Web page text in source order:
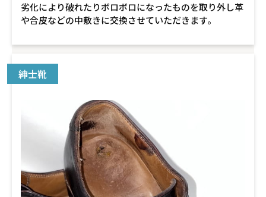
劣化により破れたりボロボロになったものを取り外し革
や合皮などの中敷きに交換させていただきます。
紳士靴